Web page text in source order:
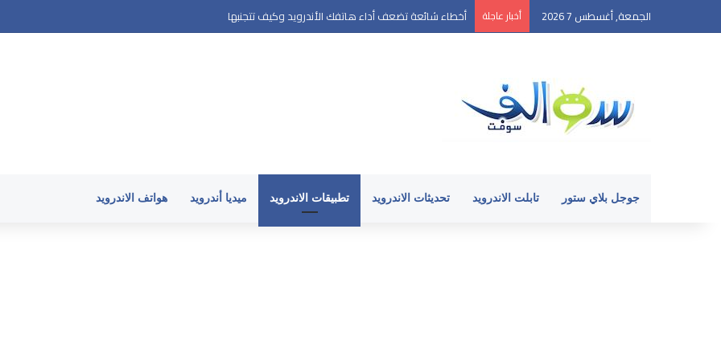
الجمعة, أغسطس 7 2026 أخبار عاجلة أخطاء شائعة تضعف أداء هاتفك الأندرويد وكيف تتجنبها
جوجل بلاي ستور تابلت الاندرويد تحديثات الاندرويد تطبيقات الاندرويد ميديا أندرويد هواتف الاندرويد